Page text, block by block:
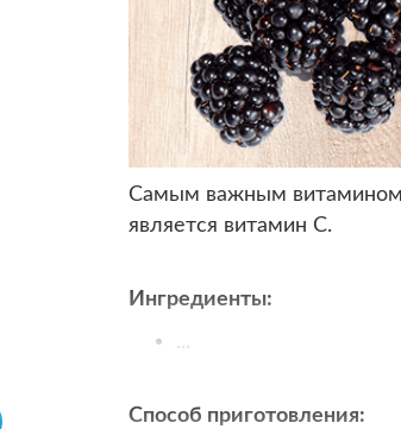
Самым важным
является витамин С.
Ингредиенты:
...
Способ приготовления: